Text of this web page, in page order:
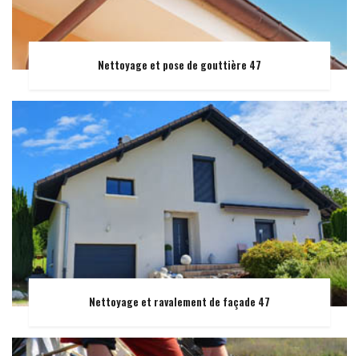
Nettoyage et pose de gouttière 47
Nettoyage et ravalement de façade 47